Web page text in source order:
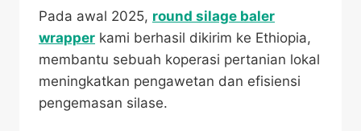
Pada awal 2025, round silage baler
wrapper kami berhasil dikirim ke Ethiopia,
membantu sebuah koperasi pertanian lokal
meningkatkan pengawetan dan efisiensi
pengemasan silase.